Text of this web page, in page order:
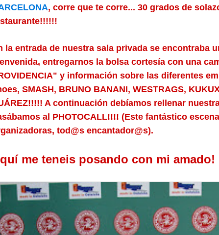
, corre que te corre... 30 grados de
la entrada de nuestra sala privada se encontraba
entregarnos la bolsa cortesía con una
y información sobre las diferentes
SMASH, BRUNO BANANI, WESTRAGS,
A continuación debíamos rellenar
al PHOTOCALL!!!! (Este fantástico
tod@s encantador@s).
me teneis posando con mi amado!